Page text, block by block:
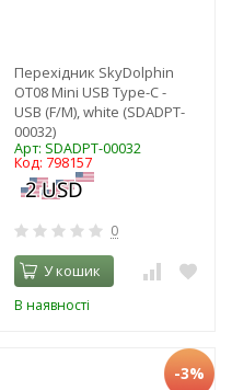
Перехідник SkyDolphin
OT08 Mini USB Type-C -
USB (F/M), white (SDADPT-
00032)
Арт: SDADPT-00032
Код: 798157
0
У кошик
В наявності
-3%